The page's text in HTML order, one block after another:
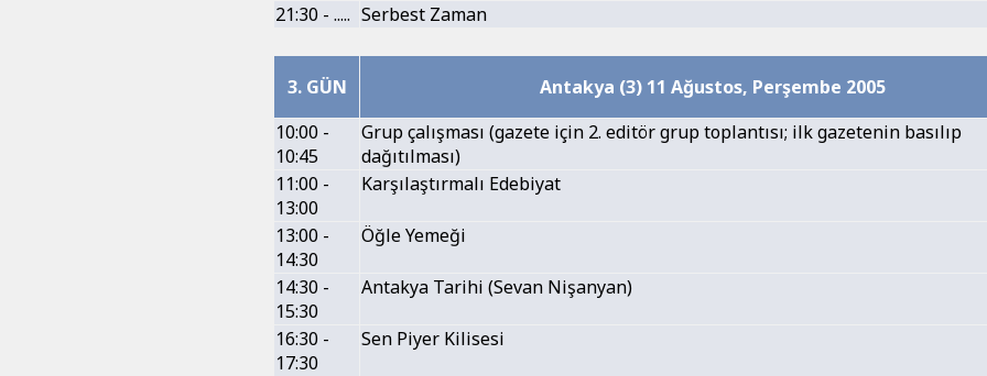
21:30 - ..... Serbest Zaman
3. GÜN
Antakya (3) 11 Ağustos, Perşembe 2005
10:00 -
10:45
Grup çalışması (gazete için 2. editör grup toplantısı; ilk gazetenin basılıp
dağıtılması)
11:00 -
13:00
Karşılaştırmalı Edebiyat
13:00 -
14:30
Öğle Yemeği
14:30 -
15:30
Antakya Tarihi (Sevan Nişanyan)
16:30 -
17:30
Sen Piyer Kilisesi